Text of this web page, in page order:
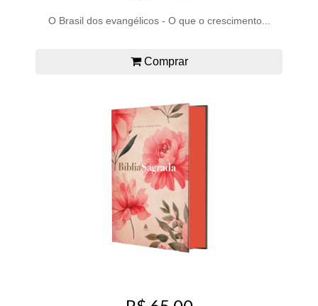
O Brasil dos evangélicos - O que o crescimento...
Comprar